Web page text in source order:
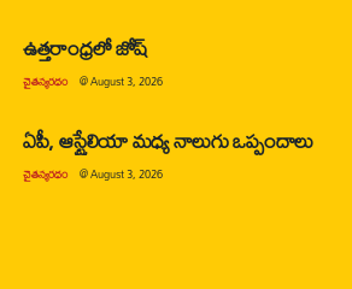
ఉత్తరాంధ్రలో జోష్
చైతన్యరధం @August 3, 2026
ఏపీ, ఆస్ట్రేలియా మధ్య నాలుగు ఒప్పందాలు
చైతన్యరధం @August 3, 2026